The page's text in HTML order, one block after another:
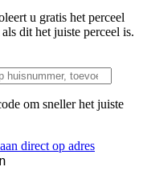
u gratis het perceel
dit het juiste perceel is.
om sneller het juiste
direct op adres